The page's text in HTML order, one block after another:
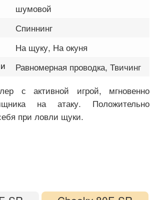
шумовой
Спиннинг
На щуку, На окуня
Равномерная проводка, Твичинг
с активной игрой, мгновенно
на атаку. Положительно
при ловли щуки.